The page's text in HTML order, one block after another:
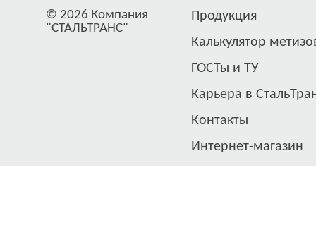
© 2026 Компания
"СТАЛЬТРАНС"
Продукция
Калькулятор
ГОСТы и ТУ
Карьера в
Контакты
Интернет-магазин